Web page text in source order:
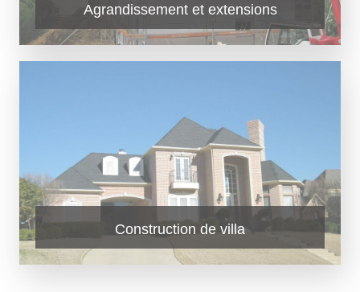
Agrandissement et extensions
Construction de villa